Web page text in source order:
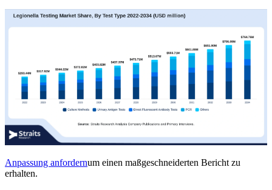
Anpassung anfordernum einen maßgeschneiderten Bericht zu
erhalten.